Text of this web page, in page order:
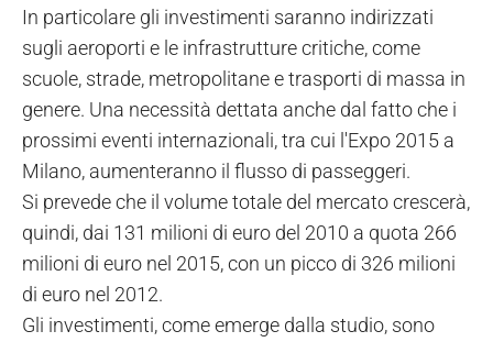
In particolare gli investimenti saranno indirizzati
sugli aeroporti e le infrastrutture critiche, come
scuole, strade, metropolitane e trasporti di massa in
genere. Una necessità dettata anche dal fatto che i
prossimi eventi internazionali, tra cui l'Expo 2015 a
Milano, aumenteranno il flusso di passeggeri.
Si prevede che il volume totale del mercato crescerà,
quindi, dai 131 milioni di euro del 2010 a quota 266
milioni di euro nel 2015, con un picco di 326 milioni
di euro nel 2012.
Gli investimenti, come emerge dalla studio, sono